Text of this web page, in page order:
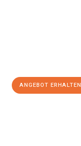
ANGEBOT ERHALTEN